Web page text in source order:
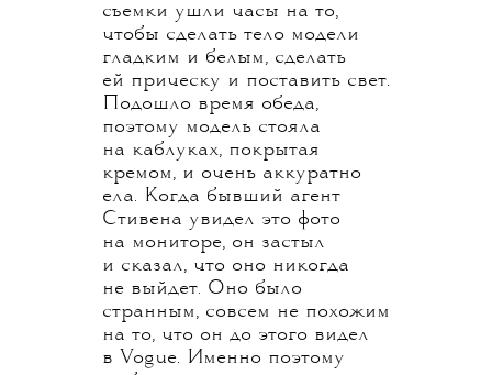
съемки ушли часы на то,
чтобы сделать тело модели
гладким и белым, сделать
ей прическу и поставить свет.
Подошло время обеда,
поэтому модель стояла
на каблуках, покрытая
кремом, и очень аккуратно
ела. Когда бывший агент
Стивена увидел это фото
на мониторе, он застыл
и сказал, что оно никогда
не выйдет. Оно было
странным, совсем не похожим
на то, что он до этого видел
в Vogue. Именно поэтому